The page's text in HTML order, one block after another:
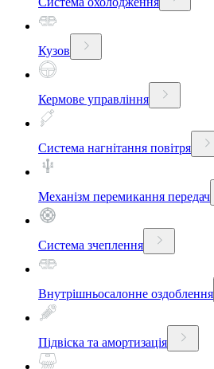
Кузов
Кермове управління
Система нагнітання повітря
Механізм перемикання передач
Система зчеплення
Внутрішньосалонне оздоблення
Підвіска та амортизація